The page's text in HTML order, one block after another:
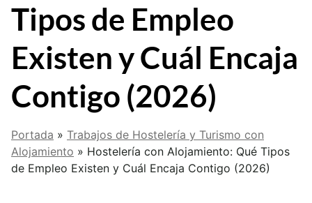
Tipos de Empleo
Existen y Cuál Encaja
Contigo (2026)
Portada » Trabajos de Hostelería y Turismo con
Alojamiento » Hostelería con Alojamiento: Qué Tipos
de Empleo Existen y Cuál Encaja Contigo (2026)